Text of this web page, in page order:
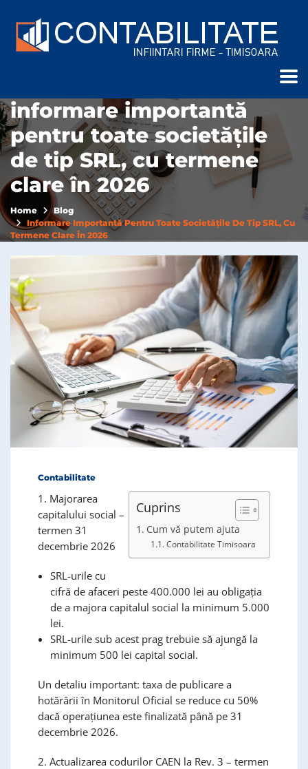
informare importantă
pentru toate societățile
de tip SRL, cu termene
clare în 2026
Home
Blog
Informare Importantă Pentru Toate Societățile De Tip SRL, Cu
Termene Clare În 2026
Contabilitate
Cuprins
Cum vă putem ajuta
Contabilitate Timisoara
1. Majorarea
capitalului social –
termen 31
decembrie 2026
SRL-urile cu
cifră de afaceri peste 400.000 lei au obligația
de a majora capitalul social la minimum 5.000
lei.
SRL-urile sub acest prag trebuie să ajungă la
minimum 500 lei capital social.
Un detaliu important: taxa de publicare a
hotărârii în Monitorul Oficial se reduce cu 50%
dacă operațiunea este finalizată până pe 31
decembrie 2026.
2. Actualizarea codurilor CAEN la Rev. 3 – termen